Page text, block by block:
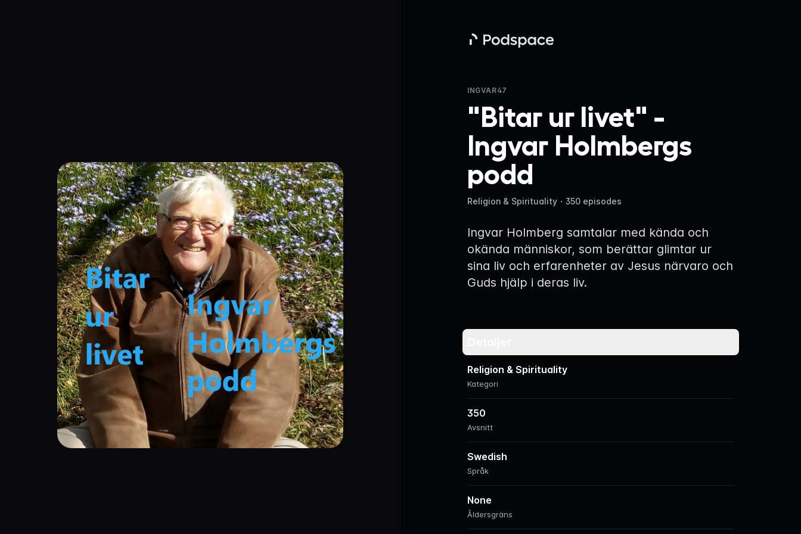
Podspace
INGVAR47
"Bitar ur livet" -
Ingvar Holmbergs
podd
Religion & Spirituality ・ 350 episodes
Ingvar Holmberg samtalar med kända och
okända människor, som berättar glimtar ur
sina liv och erfarenheter av Jesus närvaro och
Guds hjälp i deras liv.
Kategori
Religion & Spirituality
Avsnitt
350
Språk
Swedish
Åldersgräns
None